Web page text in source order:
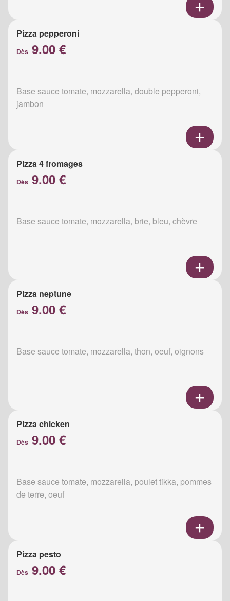
Pizza pepperoni
Dès 9.00 €
Base sauce tomate, mozzarella, double pepperoni,
jambon
Pizza 4 fromages
Dès 9.00 €
Base sauce tomate, mozzarella, brie, bleu, chèvre
Pizza neptune
Dès 9.00 €
Base sauce tomate, mozzarella, thon, oeuf, oignons
Pizza chicken
Dès 9.00 €
Base sauce tomate, mozzarella, poulet tikka, pommes
de terre, oeuf
Pizza pesto
Dès 9.00 €